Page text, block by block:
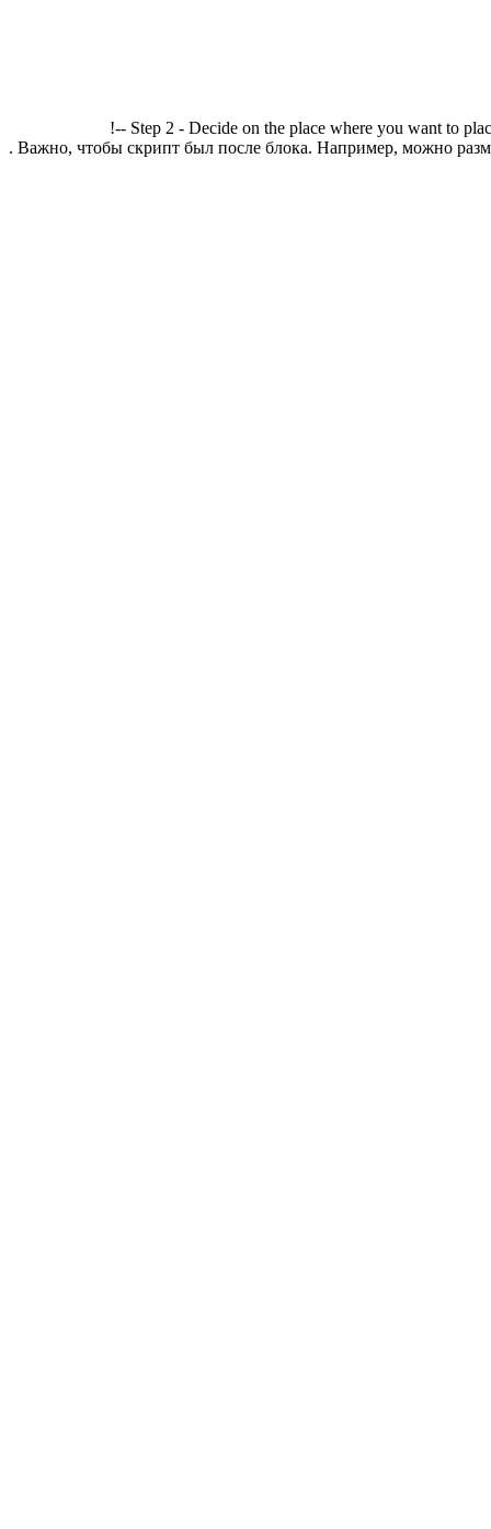
!-- Step 2 - Decide on the place where you want to
. Важно, чтобы скрипт был после блока. Например, можно